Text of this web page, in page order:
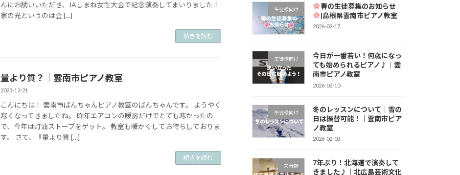
んにお誘いいただき、JAしまね女性大会で記念演奏してまいりました！
家の光というのは会 […]
続きを読む
量より質？｜雲南市ピアノ教室
2023-12-21
こんにちは！ 雲南市ばんちゃんピアノ教室のばんちゃんです。 ようやく
寒くなってきましたね。 昨年エアコンの暖房だけでとても寒かったの
で、今年は灯油ストーブをゲット。 教室も暖かくしてお待ちしておりま
す。 さて、『量より質 […]
続きを読む
生徒様向け
春の生徒募集のお知らせ
|島根県雲南市ピアノ教室
2026-02-17
生徒様向け
今日が一番若い！何歳になっ
ても始められるピアノ♪｜雲
南市ピアノ教室
2026-02-10
生徒様向け
冬のレッスンについて｜雪の
日は振替可能！｜雲南市ピア
ノ教室
2026-02-03
未分類
7年ぶり！北海道で演奏して
きました♪｜北広島芸術文化